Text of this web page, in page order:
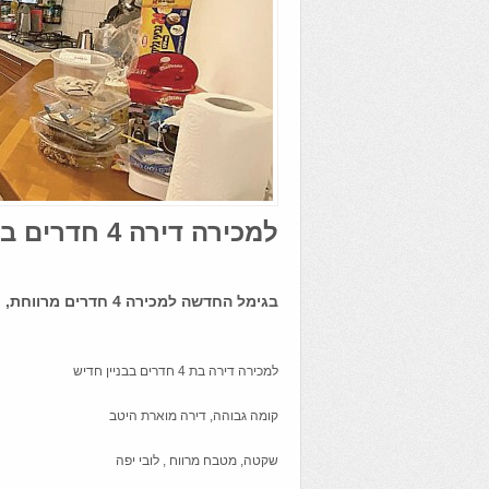
למכירה דירה 4 חדרים בגימל החדשה (אזורי חן)
בגימל החדשה למכירה 4 חדרים מרווחת, חדישה ושקטה
למכירה דירה בת 4 חדרים בבניין חדיש
קומה גבוהה, דירה מוארת היטב
שקטה, מטבח מרווח , לובי יפה